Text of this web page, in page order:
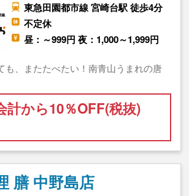
東急田園都市線 宮崎台駅 徒歩4分
不定休
昼：～999円 夜：1,000～1,999円
も、またたべたい！南青山うまれの唐
計から10％OFF(税抜)
膳 中野島店